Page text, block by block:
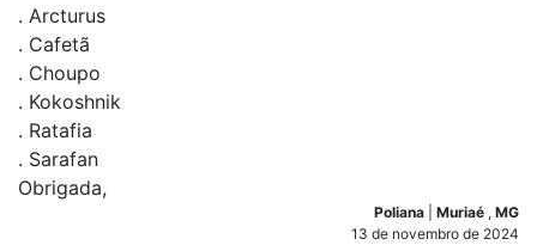
. Arcturus
. Cafetã
. Choupo
. Kokoshnik
. Ratafia
. Sarafan
Obrigada,
Poliana Muriaé , MG
13 de novembro de 2024